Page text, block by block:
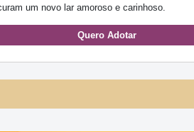
um novo lar amoroso e carinhoso.
Quero Adotar